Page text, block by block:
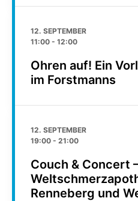
12. SEPTEMBER
11:00 - 12:00
Ohren auf! Ein
im Forstmanns
12. SEPTEMBER
19:00 - 21:00
Couch & Concert
Renneberg und